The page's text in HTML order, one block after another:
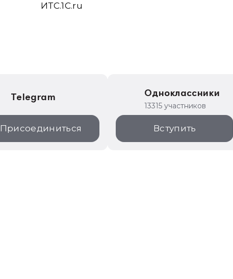
ИТС.1C.ru
Telegram
Присоединиться
Одноклассники
13315 участников
Вступить